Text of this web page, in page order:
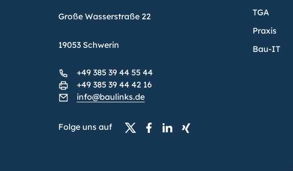
Große Wasserstraße 22
19053 Schwerin
+49 385 39 44 55 44
+49 385 39 44 42 16
info@baulinks.de
Folge uns auf
TGA
Praxis
Bau-IT